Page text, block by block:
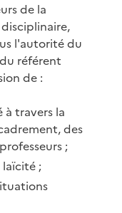
de la
l'autorité du
référent
de :
à travers la
des
;
;